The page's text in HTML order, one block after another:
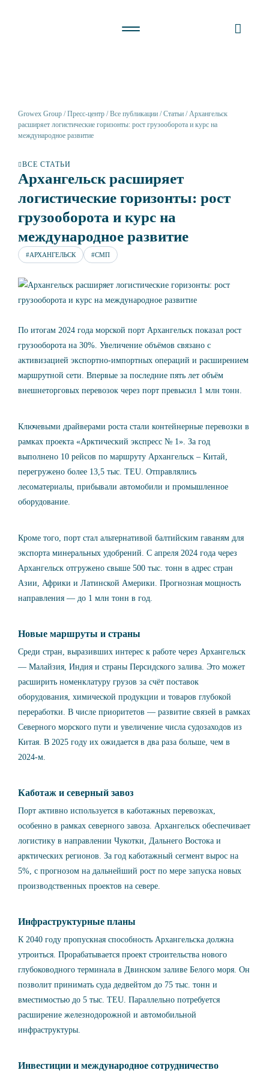
Growex Group Пресс-центр Все публикации Статьи
Архангельск
расширяет логистические горизонты: рост грузооборота и курс на
международное развитие
ВСЕ СТАТЬИ
Архангельск расширяет
логистические горизонты: рост
грузооборота и курс на
международное развитие
#АРХАНГЕЛЬСК #СМП
По итогам 2024 года морской порт Архангельск показал рост
грузооборота на 30%. Увеличение объёмов связано с
активизацией экспортно-импортных операций и расширением
маршрутной сети. Впервые за последние пять лет объём
внешнеторговых перевозок через порт превысил 1 млн тонн.
Ключевыми драйверами роста стали контейнерные перевозки в
рамках проекта «Арктический экспресс № 1». За год
выполнено 10 рейсов по маршруту Архангельск – Китай,
перегружено более 13,5 тыс. TEU. Отправлялись
лесоматериалы, прибывали автомобили и промышленное
оборудование.
Кроме того, порт стал альтернативой балтийским гаваням для
экспорта минеральных удобрений. С апреля 2024 года через
Архангельск отгружено свыше 500 тыс. тонн в адрес стран
Азии, Африки и Латинской Америки. Прогнозная мощность
направления — до 1 млн тонн в год.
Новые маршруты и страны
Среди стран, выразивших интерес к работе через Архангельск
— Малайзия, Индия и страны Персидского залива. Это может
расширить номенклатуру грузов за счёт поставок
оборудования, химической продукции и товаров глубокой
переработки. В числе приоритетов — развитие связей в рамках
Северного морского пути и увеличение числа судозаходов из
Китая. В 2025 году их ожидается в два раза больше, чем в
2024-м.
Каботаж и северный завоз
Порт активно используется в каботажных перевозках,
особенно в рамках северного завоза. Архангельск обеспечивает
логистику в направлении Чукотки, Дальнего Востока и
арктических регионов. За год каботажный сегмент вырос на
5%, с прогнозом на дальнейший рост по мере запуска новых
производственных проектов на севере.
Инфраструктурные планы
К 2040 году пропускная способность Архангельска должна
утроиться. Прорабатывается проект строительства нового
глубоководного терминала в Двинском заливе Белого моря. Он
позволит принимать суда дедвейтом до 75 тыс. тонн и
вместимостью до 5 тыс. TEU. Параллельно потребуется
расширение железнодорожной и автомобильной
инфраструктуры.
Инвестиции и международное сотрудничество